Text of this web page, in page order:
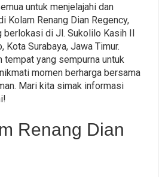
untuk menjelajahi dan
Kolam Renang Dian Regency,
berlokasi di Jl. Sukolilo Kasih II
Kota Surabaya, Jawa Timur.
tempat yang sempurna untuk
momen berharga bersama
Mari kita simak informasi
Renang Dian